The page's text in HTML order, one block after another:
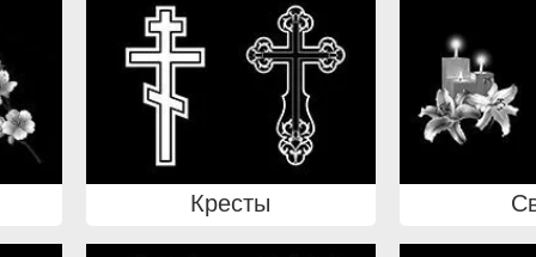
Кресты